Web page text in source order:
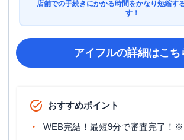
店舗での手続きにかかる時間をかなり短縮す
す！
アイフルの詳細はこち
おすすめポイント
WEB完結！最短9分で審査完了！※